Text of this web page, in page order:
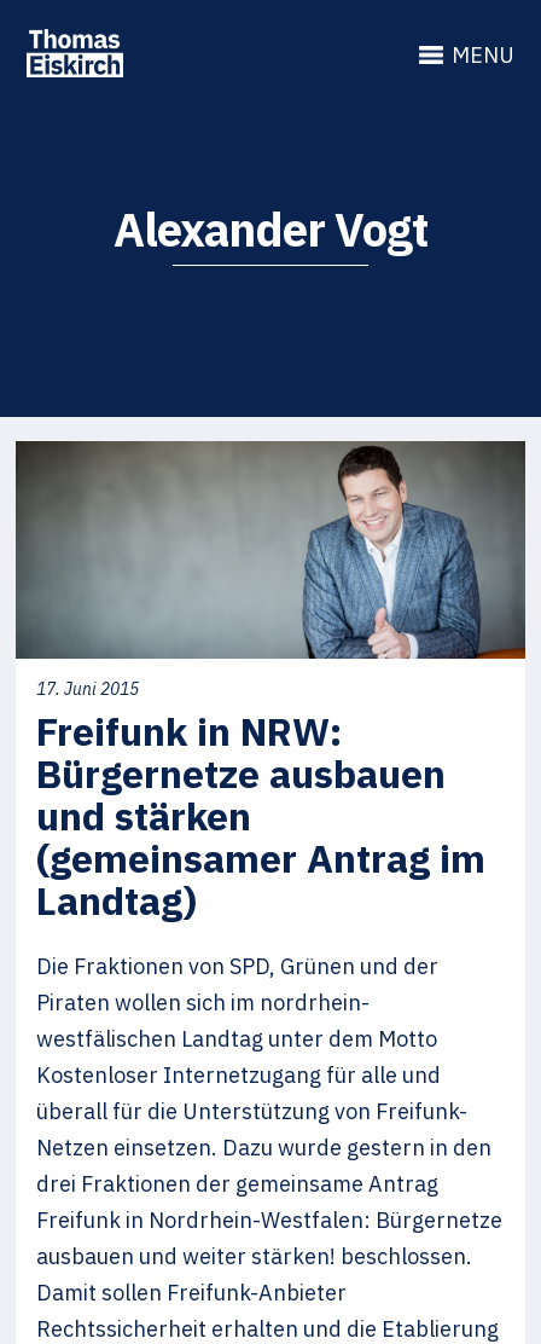
MENU
Alexander Vogt
17. Juni 2015
Freifunk in NRW:
Bürgernetze ausbauen
und stärken
(gemeinsamer Antrag im
Landtag)
Die Fraktionen von SPD, Grünen und der
Piraten wollen sich im nordrhein-
westfälischen Landtag unter dem Motto
Kostenloser Internetzugang für alle und
überall für die Unterstützung von Freifunk-
Netzen einsetzen. Dazu wurde gestern in den
drei Fraktionen der gemeinsame Antrag
Freifunk in Nordrhein-Westfalen: Bürgernetze
ausbauen und weiter stärken! beschlossen.
Damit sollen Freifunk-Anbieter
Rechtssicherheit erhalten und die Etablierung